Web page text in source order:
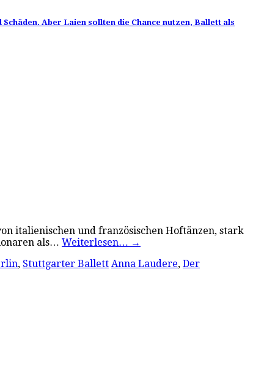
Aber Laien sollten die Chance nutzen, Ballett als
italienischen und französischen Hoftänzen, stark
als… Weiterlesen… →
, Stuttgarter Ballett Anna Laudere, Der